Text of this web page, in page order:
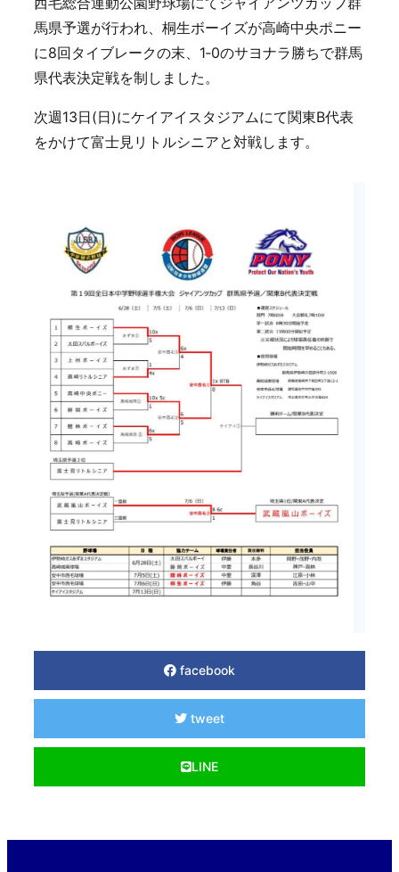
馬県予選が行われ、桐生ボーイズが高崎中央ポニー
に8回タイブレークの末、1‐0のサヨナラ勝ちで群馬
県代表決定戦を制しました。
次週13日(日)にケイアイスタジアムにて関東B代表
をかけて富士見リトルシニアと対戦します。
facebook
tweet
LINE